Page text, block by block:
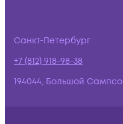
Санкт-Петербург
+7 (812) 918-98-38
194044, Большой